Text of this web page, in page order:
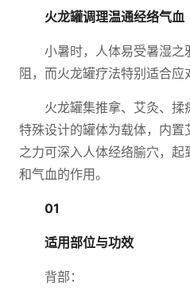
火龙罐调理温通经络气血
小暑时，人体易受暑湿之
阻，而火龙罐疗法特别适合应
火龙罐集推拿、艾灸、
特殊设计的罐体为载体，内
之力可深入人体经络腧穴，
和气血的作用。
01
适用部位与功效
背部：